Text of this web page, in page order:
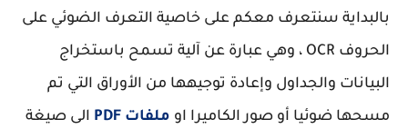
بالبداية سنتعرف معكم على خاصية التعرف الضوئي على
الحروف OCR ، وهي عبارة عن آلية تسمح باستخراج
البيانات والجداول وإعادة توجيهها من الأوراق التي تم
مسحها ضوئيا أو صور الكاميرا او ملفات PDF
الى صيغة